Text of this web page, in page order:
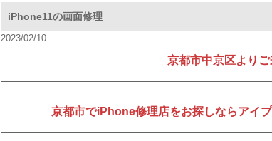
iPhone11の画面修理
2023/02/10
京都市中京区より
京都市でiPhone修理店をお探しならアイ